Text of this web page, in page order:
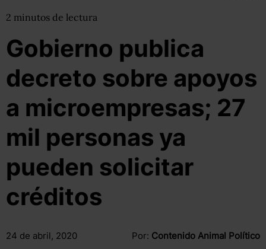
2 minutos de lectura
Gobierno publica
decreto sobre apoyos
a microempresas; 27
mil personas ya
pueden solicitar
créditos
24 de abril, 2020 Por: Contenido Animal Político